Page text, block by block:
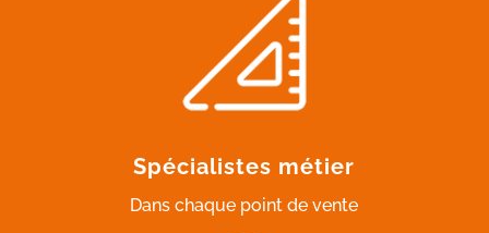
Spécialistes métier
Dans chaque point de vente